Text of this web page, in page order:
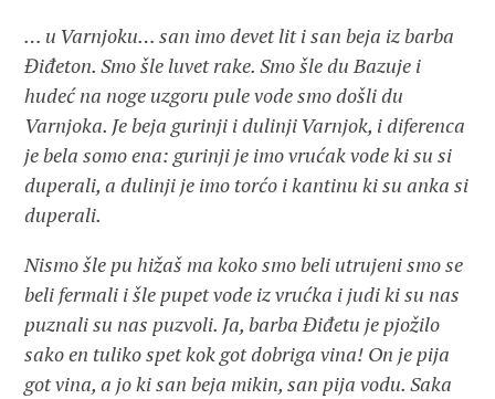
… u Varnjoku… san imo devet lit i san beja iz barba
Điđeton. Smo šle luvet rake. Smo šle du Bazuje i
hudeć na noge uzgoru pule vode smo došli du
Varnjoka. Je beja gurinji i dulinji Varnjok, i diferenca
je bela somo ena: gurinji je imo vrućak vode ki su si
duperali, a dulinji je imo torćo i kantinu ki su anka si
duperali.
Nismo šle pu hižaš ma koko smo beli utrujeni smo se
beli fermali i šle pupet vode iz vrućka i judi ki su nas
puznali su nas puzvoli. Ja, barba Điđetu je pjožilo
sako en tuliko spet kok got dobriga vina! On je pija
got vina, a jo ki san beja mikin, san pija vodu. Saka